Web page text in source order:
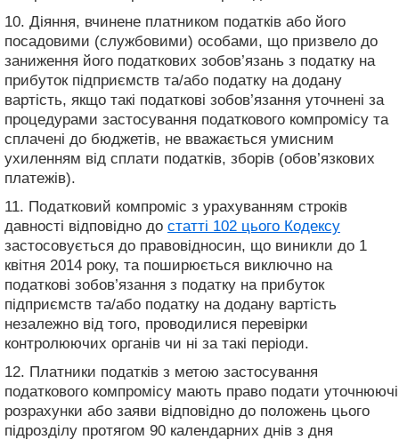
10. Діяння, вчинене платником податків або його
посадовими (службовими) особами, що призвело до
заниження його податкових зобов’язань з податку на
прибуток підприємств та/або податку на додану
вартість, якщо такі податкові зобов’язання уточнені за
процедурами застосування податкового компромісу та
сплачені до бюджетів, не вважається умисним
ухиленням від сплати податків, зборів (обов’язкових
платежів).
11. Податковий компроміс з урахуванням строків
давності відповідно до статті 102 цього Кодексу
застосовується до правовідносин, що виникли до 1
квітня 2014 року, та поширюється виключно на
податкові зобов’язання з податку на прибуток
підприємств та/або податку на додану вартість
незалежно від того, проводилися перевірки
контролюючих органів чи ні за такі періоди.
12. Платники податків з метою застосування
податкового компромісу мають право подати уточнюючі
розрахунки або заяви відповідно до положень цього
підрозділу протягом 90 календарних днів з дня